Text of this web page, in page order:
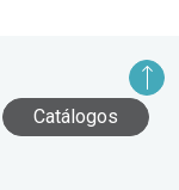
Catálogos